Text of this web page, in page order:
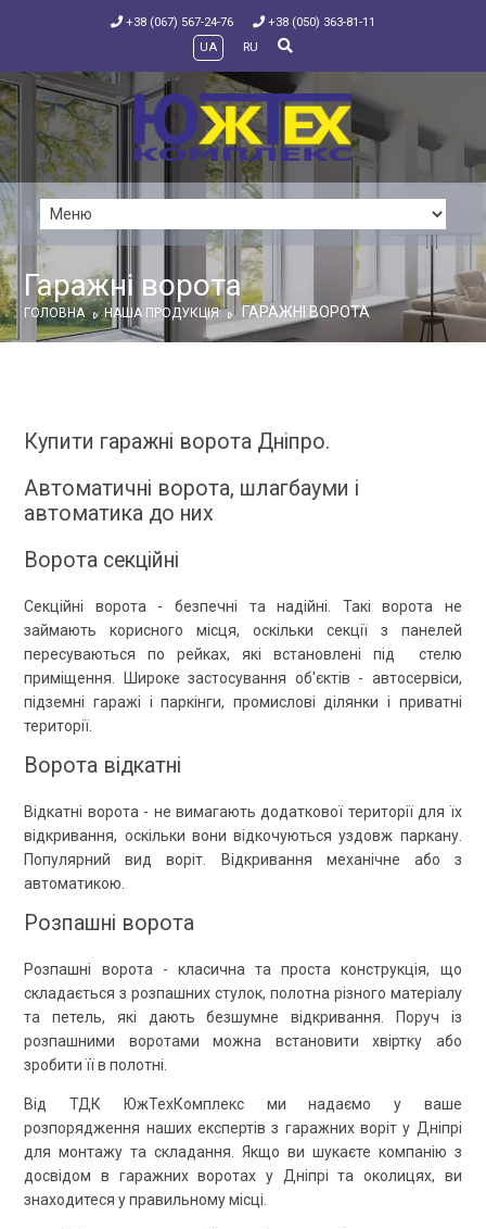
+38 (067) 567-24-76
+38 (050) 363-81-11
UA
RU
Гаражні ворота
ГОЛОВНА НАША ПРОДУКЦІЯ ГАРАЖНІ ВОРОТА
Купити гаражні ворота Дніпро.
Автоматичні ворота, шлагбауми і
автоматика до них
Ворота секційні
Секційні ворота - безпечні та надійні. Такі ворота не
займають корисного місця, оскільки секції з панелей
пересуваються по рейках, які встановлені під стелю
приміщення. Широке застосування об'єктів - автосервіси,
підземні гаражі і паркінги, промислові ділянки і приватні
території.
Ворота відкатні
Відкатні ворота - не вимагають додаткової території для їх
відкривання, оскільки вони відкочуються уздовж паркану.
Популярний вид воріт. Відкривання механічне або з
автоматикою.
Розпашні ворота
Розпашні ворота - класична та проста конструкція, що
складається з розпашних стулок, полотна різного матеріалу
та петель, які дають безшумне відкривання. Поруч із
розпашними воротами можна встановити хвіртку або
зробити її в полотні.
Від ТДК ЮжТехКомплекс ми надаємо у ваше
розпорядження наших експертів з гаражних воріт у Дніпрі
для монтажу та складання. Якщо ви шукаєте компанію з
досвідом в гаражних воротах у Дніпрі та околицях, ви
знаходитеся у правильному місці.